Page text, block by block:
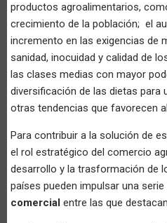
productos agroalimentarios,
crecimiento de la población; el
incremento en las exigencias de
sanidad, inocuidad y calidad de
las clases medias con mayor
diversificación de las dietas para
otras tendencias que favorecen
Para contribuir a la solución de
el rol estratégico del comercio
desarrollo y la trasformación de
países pueden impulsar una serie
comercial entre las que